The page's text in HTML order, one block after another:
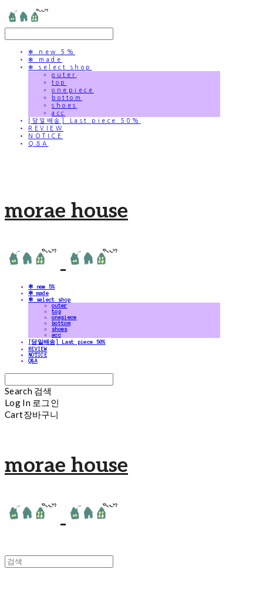
✻ new 5%
✻ made
✻ select shop
outer
top
onepiece
bottom
shoes
acc
[당일배송] Last piece 50%
REVIEW
NOTICE
Q&A
morae house
✻ new 5%
✻ made
✻ select shop
outer
top
onepiece
bottom
shoes
acc
[당일배송] Last piece 50%
REVIEW
NOTICE
Q&A
Search 검색
Log In 로그인
Cart장바구니
morae house